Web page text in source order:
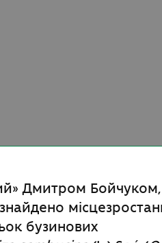
Дмитром
бузинових